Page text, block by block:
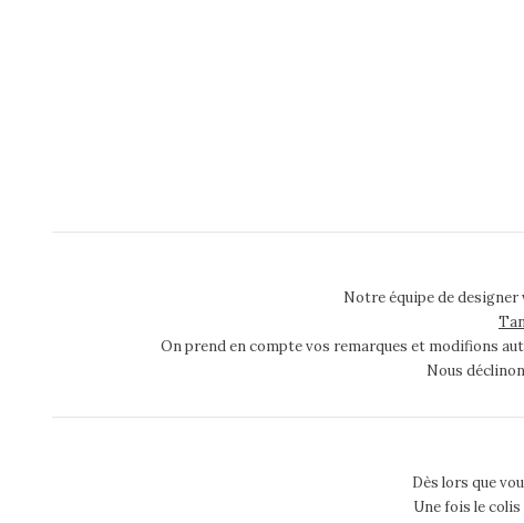
Notre équipe de designer
On prend en compte vos remarques et modifions
Nous
Dès lors que
Une fois le